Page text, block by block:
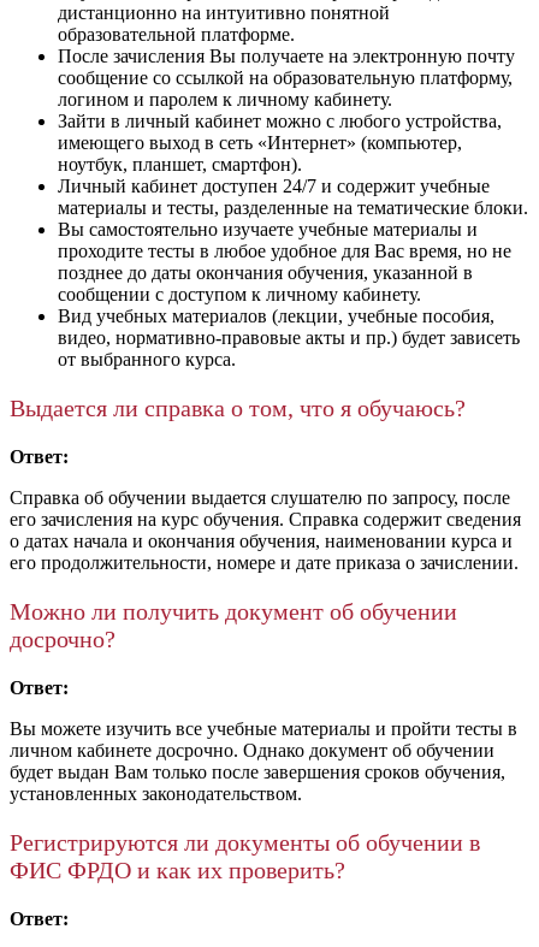
дистанционно на интуитивно понятной
образовательной платформе.
После зачисления Вы получаете на электронную почту
сообщение со ссылкой на образовательную платформу,
логином и паролем к личному кабинету.
Зайти в личный кабинет можно с любого устройства,
имеющего выход в сеть «Интернет» (компьютер,
ноутбук, планшет, смартфон).
Личный кабинет доступен 24/7 и содержит учебные
материалы и тесты, разделенные на тематические блоки.
Вы самостоятельно изучаете учебные материалы и
проходите тесты в любое удобное для Вас время, но не
позднее до даты окончания обучения, указанной в
сообщении с доступом к личному кабинету.
Вид учебных материалов (лекции, учебные пособия,
видео, нормативно-правовые акты и пр.) будет зависеть
от выбранного курса.
Выдается ли справка о том, что я обучаюсь?
Ответ:
Справка об обучении выдается слушателю по запросу, после
его зачисления на курс обучения. Справка содержит сведения
о датах начала и окончания обучения, наименовании курса и
его продолжительности, номере и дате приказа о зачислении.
Можно ли получить документ об обучении
досрочно?
Ответ:
Вы можете изучить все учебные материалы и пройти тесты в
личном кабинете досрочно. Однако документ об обучении
будет выдан Вам только после завершения сроков обучения,
установленных законодательством.
Регистрируются ли документы об обучении в
ФИС ФРДО и как их проверить?
Ответ: